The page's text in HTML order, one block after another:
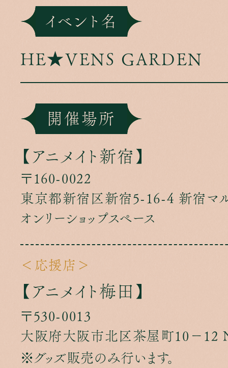
イベント名
HE★VENS GARDEN
開催場所
【アニメイト新宿】
〒160-0022
東京都新宿区新宿5-16-4 新宿マ
オンリーショップスペース
＜応援店＞
【アニメイト梅田】
〒530-0013
大阪府大阪市北区茶屋町10−12
グッズ販売のみ行います。